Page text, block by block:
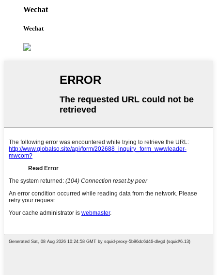
Wechat
Wechat